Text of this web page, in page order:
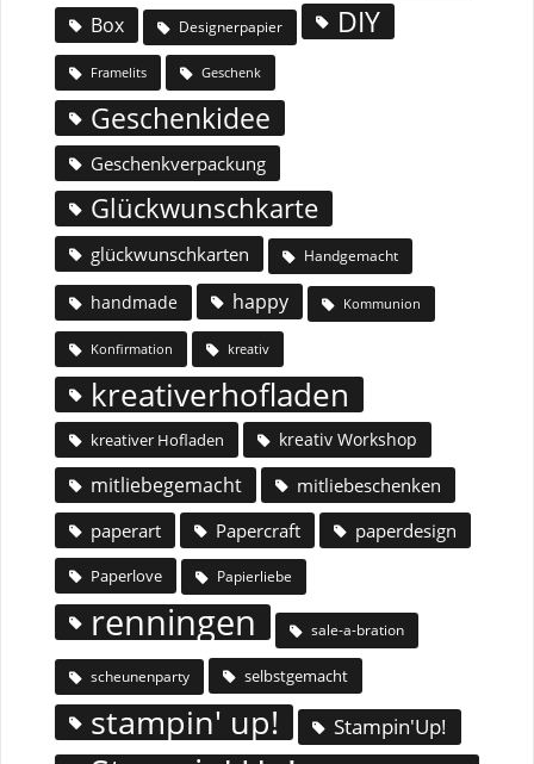
Box Designerpapier DIY
Framelits Geschenk
Geschenkidee
Geschenkverpackung
Glückwunschkarte
glückwunschkarten Handgemacht
handmade happy Kommunion
Konfirmation kreativ
kreativerhofladen
kreativer Hofladen kreativ Workshop
mitliebegemacht
mitliebeschenken
paperart
Papercraft paperdesign
Paperlove Papierliebe
renningen sale-a-bration
scheunenparty selbstgemacht
stampin' up! Stampin'Up!